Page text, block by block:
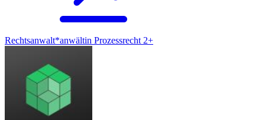
Rechtsanwalt*anwältin Prozessrecht 2+